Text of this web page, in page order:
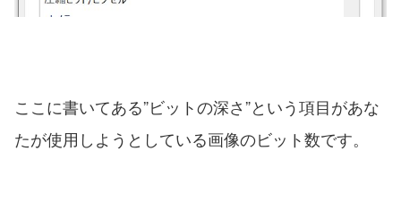
ここに書いてある”ビットの深さ”という項目があな
たが使用しようとしている画像のビット数です。